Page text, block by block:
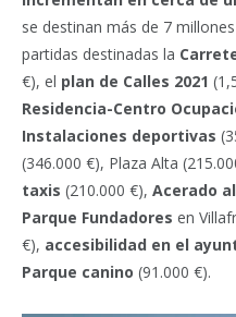
se destinan más de 7
partidas destinadas la
€), el plan de Calles 2021
Residencia-Centro
Instalaciones deportivas
(346.000 €), Plaza Alta
taxis (210.000 €), Acerado
Parque Fundadores en
€), accesibilidad en el
Parque canino (91.000 €).